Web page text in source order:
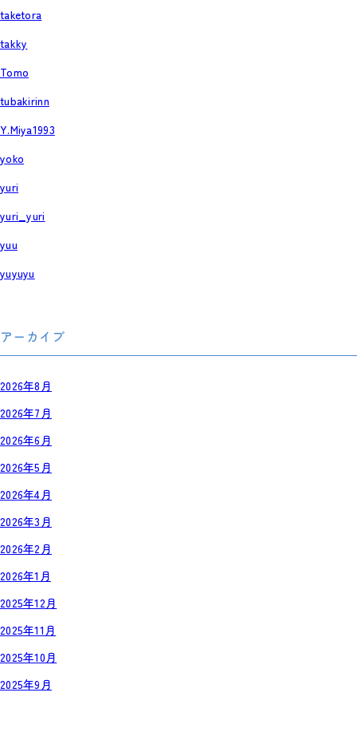
taketora
takky
Tomo
tubakirinn
Y.Miya1993
yoko
yuri
yuri_yuri
yuu
yuyuyu
アーカイブ
2026年8月
2026年7月
2026年6月
2026年5月
2026年4月
2026年3月
2026年2月
2026年1月
2025年12月
2025年11月
2025年10月
2025年9月